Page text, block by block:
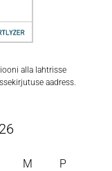
alla lahtrisse
aadress.
M P